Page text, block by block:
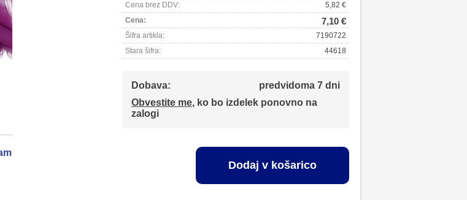
Cena brez DDV:
5,82 €
Cena:
7,10 €
Šifra artikla:
7190722
Stara šifra:
44618
Dobava:
predvidoma 7 dni
Obvestite me, ko bo izdelek ponovno na
zalogi
Dodaj v košarico